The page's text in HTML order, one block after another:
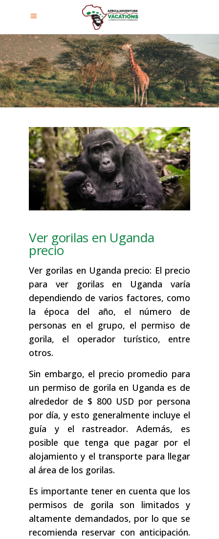
Ver gorilas en Uganda
precio
Ver gorilas en Uganda precio: El precio
para ver gorilas en Uganda varía
dependiendo de varios factores, como
la época del año, el número de
personas en el grupo, el permiso de
gorila, el operador turístico, entre
otros.
Sin embargo, el precio promedio para
un permiso de gorila en Uganda es de
alrededor de $ 800 USD por persona
por día, y esto generalmente incluye el
guía y el rastreador. Además, es
posible que tenga que pagar por el
alojamiento y el transporte para llegar
al área de los gorilas.
Es importante tener en cuenta que los
permisos de gorila son limitados y
altamente demandados, por lo que se
recomienda reservar con anticipación.